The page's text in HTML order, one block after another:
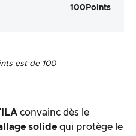
100 Points
est de 100
convainc dès le
solide qui protège le